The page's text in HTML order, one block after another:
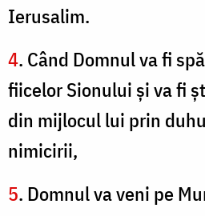
Ierusalim.
4. Când Domnul va fi
fiicelor Sionului şi va fi
din mijlocul lui prin
nimicirii,
5. Domnul va veni pe